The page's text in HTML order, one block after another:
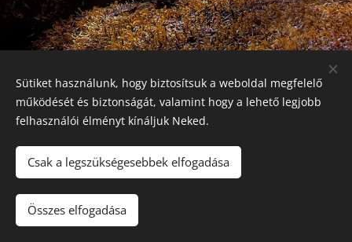
Tel.: +36 20 342 9405
Az oldalt a
Webnode
Sütiket használunk, hogy biztosítsuk a weboldal megfelelő
működését és biztonságát, valamint hogy a lehető legjobb
felhasználói élményt kínáljuk Neked.
Csak a legszükségesebbek elfogadása
Összes elfogadása